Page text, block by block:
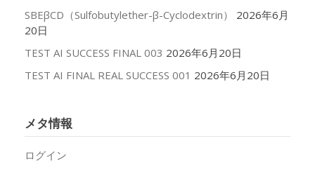
SBEβCD（Sulfobutylether-β-Cyclodextrin）
2026年6月
20日
TEST AI SUCCESS FINAL 003 2026年6月20日
TEST AI FINAL REAL SUCCESS 001 2026年6月20日
メタ情報
ログイン